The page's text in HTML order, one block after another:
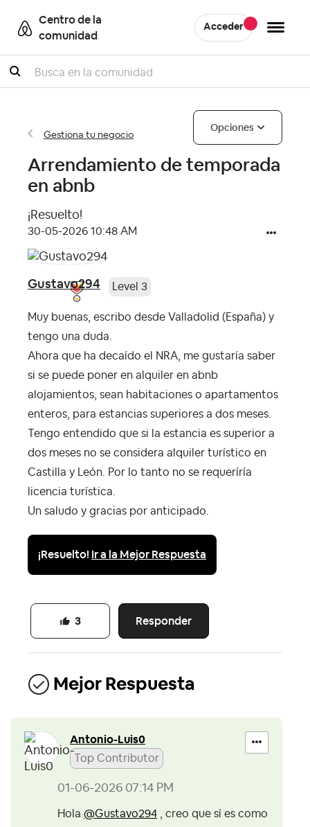
Centro de la
comunidad
Acceder
Buscar
Gestiona tu negocio
Opciones
Arrendamiento de temporada
en abnb
¡Resuelto!
‎30-05-2026 10:48 AM
Gustavo294 Level 3
Muy buenas, escribo desde Valladolid (España) y
tengo una duda.
Ahora que ha decaído el NRA, me gustaría saber
si se puede poner en alquiler en abnb
alojamientos, sean habitaciones o apartamentos
enteros, para estancias superiores a dos meses.
Tengo entendido que si la estancia es superior a
dos meses no se considera alquiler turístico en
Castilla y León. Por lo tanto no se requeríría
licencia turística.
Un saludo y gracias por anticipado.
¡Resuelto! Ir a la Mejor Respuesta
Responder
3
Mejor Respuesta
Antonio-Luis0
Top Contributor
‎01-06-2026 07:14 PM
Hola @Gustavo294 , creo que sí es como